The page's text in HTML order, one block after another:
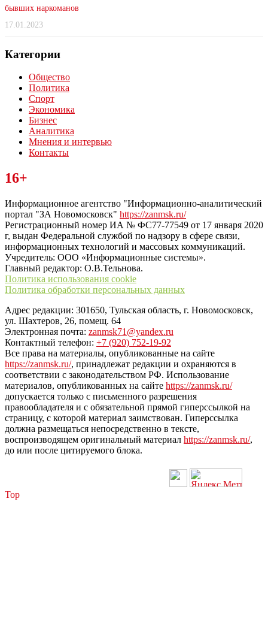
бывших наркоманов
17.01.2023
Категории
Общество
Политика
Спорт
Экономика
Бизнес
Аналитика
Мнения и интервью
Контакты
Читайте последние новости дня в Тульской области на сайте
“ЗаНовомосковск”
16+
Информационное агентство "Информационно-аналитический
портал "ЗА Новомосковск" https://zanmsk.ru/
Регистрационный номер ИА № ФС77-77549 от 17 января 2020
г, выдан Федеральной службой по надзору в сфере связи,
информационных технологий и массовых коммуникаций.
Учредитель: ООО «Информационные системы».
Главный редактор: О.В.Тельнова.
Политика использования cookie
Политика обработки персональных данных
Адрес редакции: 301650, Тульская область, г. Новомосковск,
ул. Шахтеров, 26, помещ. 64
Электронная почта: zanmsk71@yandex.ru
Контактный телефон: +7 (920) 752-19-92
Все права на материалы, опубликованные на сайте
https://zanmsk.ru/, принадлежат редакции и охраняются в
соответствии с законодательством РФ. Использование
материалов, опубликованных на сайте https://zanmsk.ru/
допускается только с письменного разрешения
правообладателя и с обязательной прямой гиперссылкой на
страницу, с которой материал заимствован. Гиперссылка
должна размещаться непосредственно в тексте,
воспроизводящем оригинальный материал https://zanmsk.ru/,
до или после цитируемого блока.
Top